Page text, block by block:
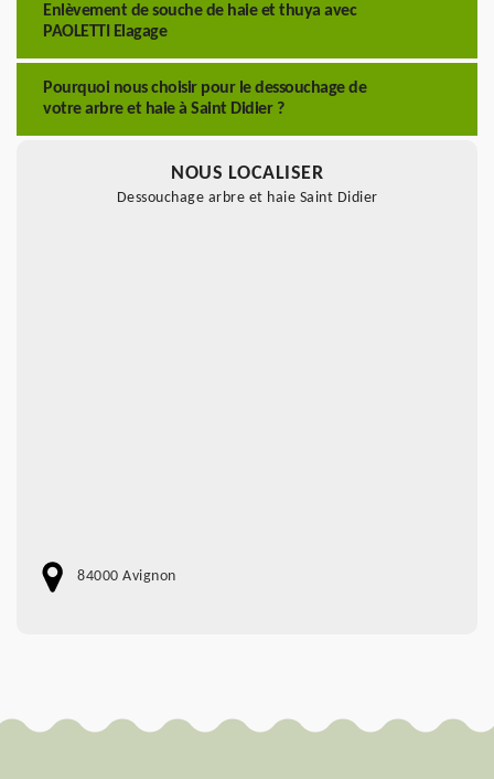
Enlèvement de souche de haie et thuya avec
PAOLETTI Elagage
Pourquoi nous choisir pour le dessouchage de
votre arbre et haie à Saint Didier ?
NOUS LOCALISER
Dessouchage arbre et haie Saint Didier
84000 Avignon